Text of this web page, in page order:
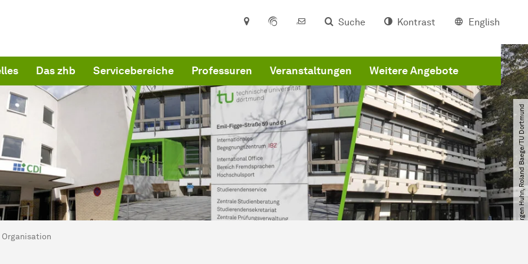
Suche Kontrast English
Das zhb Servicebereiche Professuren Veranstaltungen Weitere Angebote
© Jürgen Huhn, Roland Baege​/​TU Dortmund
hier:
zhb
Organisation